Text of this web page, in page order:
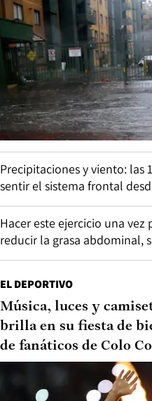
Precipitaciones y viento: las
sentir el sistema frontal
Hacer este ejercicio una
reducir la grasa abdominal,
EL DEPORTIVO
Música, luces y
brilla en su fiesta de
de fanáticos de Colo